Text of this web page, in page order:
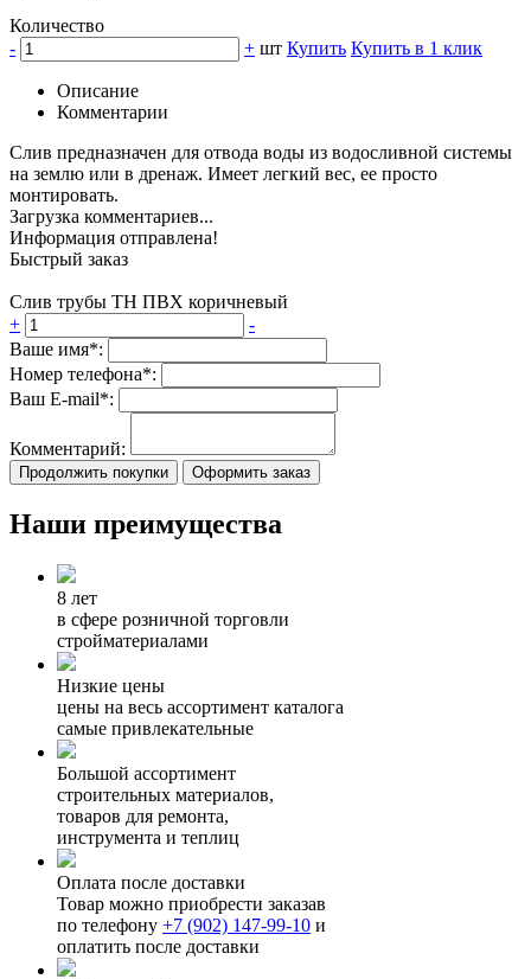
Количество
-
+ шт Купить Купить в 1 клик
Описание
Комментарии
Слив предназначен для отвода воды из водосливной системы
на землю или в дренаж. Имеет легкий вес, ее просто
монтировать.
Загрузка комментариев...
Информация отправлена!
Быстрый заказ
Слив трубы ТН ПВХ коричневый
+
-
Ваше имя*:
Номер телефона*:
Ваш E-mail*:
Комментарий:
Продолжить покупки Оформить заказ
Наши преимущества
8 лет
в сфере розничной торговли
стройматериалами
Низкие цены
цены на весь ассортимент каталога
самые привлекательные
Большой ассортимент
строительных материалов,
товаров для ремонта,
инструмента и теплиц
Оплата после доставки
Товар можно приобрести заказав
по телефону +7 (902) 147-99-10 и
оплатить после доставки